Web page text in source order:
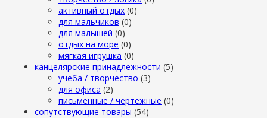
активный отдых (0)
для мальчиков (0)
для малышей (0)
отдых на море (0)
мягкая игрушка (0)
канцелярские принадлежности (5)
учеба / творчество (3)
для офиса (2)
письменные / чертежные (0)
сопутствующие товары (54)